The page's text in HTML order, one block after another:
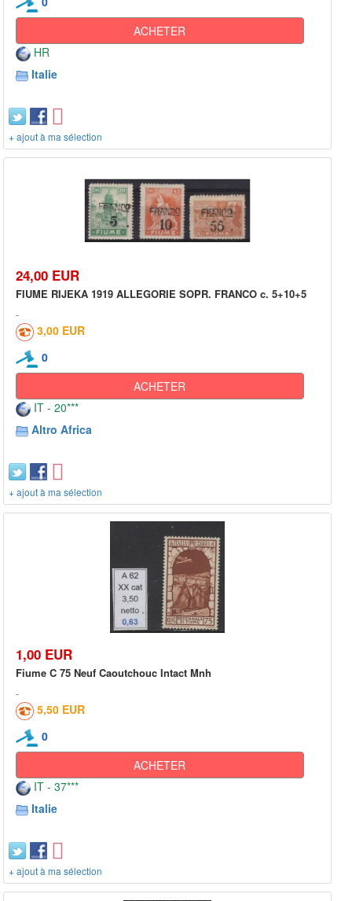
ACHETER
HR
Italie
+ ajout à ma sélection
24,00 EUR
FIUME RIJEKA 1919 ALLEGORIE SOPR. FRANCO c. 5+10+5
3,00 EUR
0
ACHETER
IT - 20***
Altro Africa
+ ajout à ma sélection
1,00 EUR
Fiume C 75 Neuf Caoutchouc Intact Mnh
5,50 EUR
0
ACHETER
IT - 37***
Italie
+ ajout à ma sélection